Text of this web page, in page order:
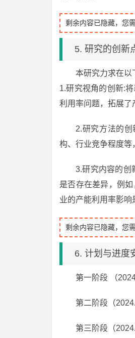
剩余内容已隐藏，您
5. 研究的创新
本研究力求在以
1.研究视角的创新:
利用率问题，拓展了
2.研究方法的
构、行业竞争程度等
3.研究内容的创
是否存在差异，例
业的产能利用率影响
剩余内容已隐藏，您
6. 计划与进度
第一阶段 （
第二阶段（
第三阶段（